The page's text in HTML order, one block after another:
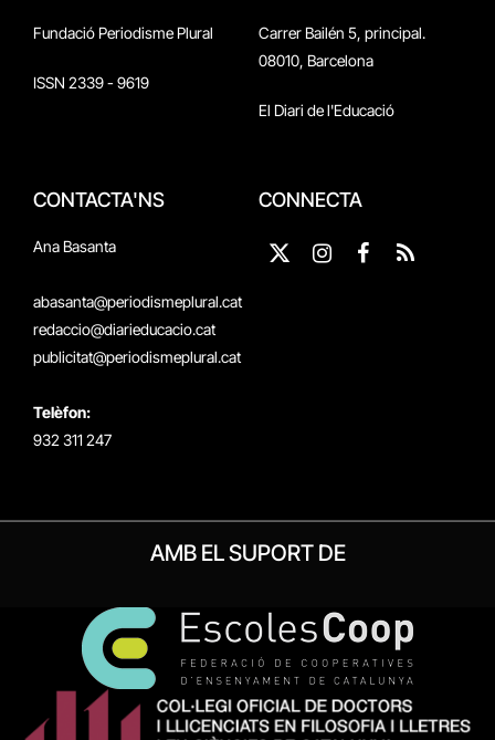
Fundació Periodisme Plural
ISSN 2339 - 9619
Carrer Bailén 5, principal.
08010, Barcelona
El Diari de l'Educació
CONTACTA'NS
Ana Basanta
abasanta@periodismeplural.cat
redaccio@diarieducacio.cat
publicitat@periodismeplural.cat
Telèfon:
932 311 247
CONNECTA
X
Instagram
Facebook
RSS
AMB EL SUPORT DE